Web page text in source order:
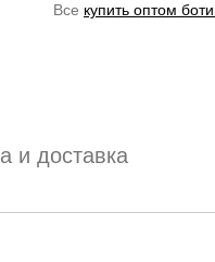
Все купить оптом
и доставка